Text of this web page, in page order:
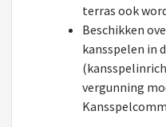
terras ook
Beschikken
kansspelen in
vergunning